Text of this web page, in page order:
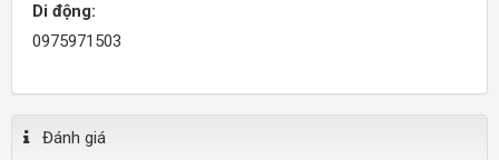
Di động:
0975971503
Đánh giá